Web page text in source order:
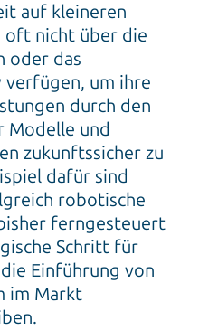
auf kleineren
oft nicht über die
oder das
um ihre
durch den
Modelle und
zukunftssicher zu
dafür sind
robotische
ferngesteuert
Schritt für
Einführung von
im Markt